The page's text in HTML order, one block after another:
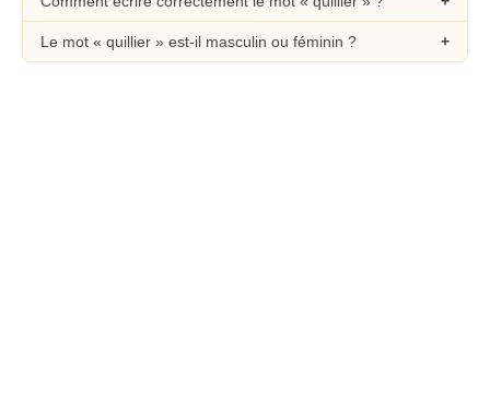
Le mot « quillier » est-il masculin ou féminin ?